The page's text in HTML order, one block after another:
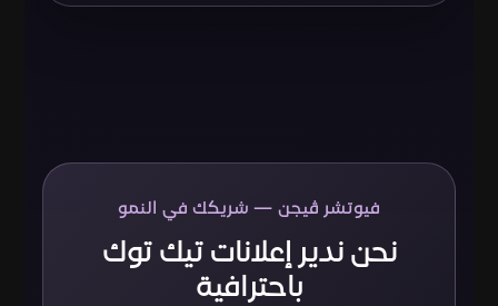
فيوتشر ڤيجن — شريكك في النمو
نحن ندير إعلانات تيك توك
باحترافية